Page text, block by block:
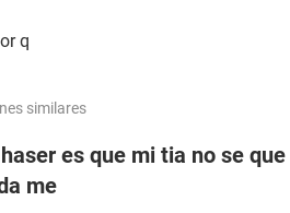
q
similares
es que mi tia no se
me